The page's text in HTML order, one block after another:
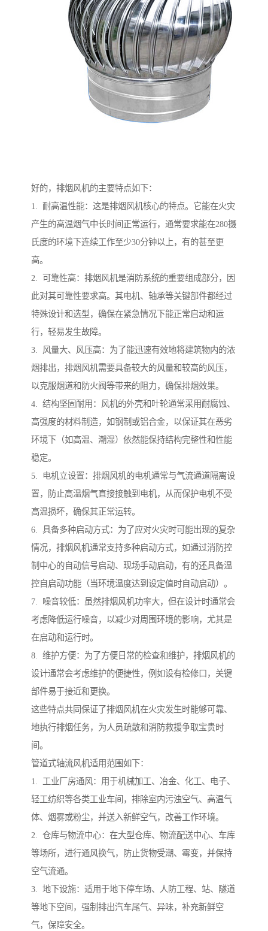
好的，排烟风机的主要特点如下：
1. 耐高温性能：这是排烟风机核心的特点。它能在火灾
产生的高温烟气中长时间正常运行，通常要求能在280摄
氏度的环境下连续工作至少30分钟以上，有的甚至更
高。
2. 可靠性高：排烟风机是消防系统的重要组成部分，因
此对其可靠性要求高。其电机、轴承等关键部件都经过
特殊设计和选型，确保在紧急情况下能正常启动和运
行，轻易发生故障。
3. 风量大、风压高：为了能迅速有效地将建筑物内的浓
烟排出，排烟风机需要具备较大的风量和较高的风压，
以克服烟道和防火阀等带来的阻力，确保排烟效果。
4. 结构坚固耐用：风机的外壳和叶轮通常采用耐腐蚀、
高强度的材料制造，如钢制或铝合金，以保证其在恶劣
环境下（如高温、潮湿）依然能保持结构完整性和性能
稳定。
5. 电机立设置：排烟风机的电机通常与气流通道隔离设
置，防止高温烟气直接接触到电机，从而保护电机不受
高温损坏，确保其正常运转。
6. 具备多种启动方式：为了应对火灾时可能出现的复杂
情况，排烟风机通常支持多种启动方式，如通过消防控
制中心的自动信号启动、现场手动启动，有的还具备温
控自启动功能（当环境温度达到设定值时自动启动）。
7. 噪音较低：虽然排烟风机功率大，但在设计时通常会
考虑降低运行噪音，以减少对周围环境的影响，尤其是
在启动和运行时。
8. 维护方便：为了方便日常的检查和维护，排烟风机的
设计通常会考虑维护的便捷性，例如设有检修口，关键
部件易于接近和更换。
这些特点共同保证了排烟风机在火灾发生时能够可靠、
地执行排烟任务，为人员疏散和消防救援争取宝贵时
间。
管道式轴流风机适用范围如下：
1. 工业厂房通风：用于机械加工、冶金、化工、电子、
轻工纺织等各类工业车间，排除室内污浊空气、高温气
体、烟雾或粉尘，并送入新鲜空气，改善工作环境。
2. 仓库与物流中心：在大型仓库、物流配送中心、车库
等场所，进行通风换气，防止货物受潮、霉变，并保持
空气流通。
3. 地下设施：适用于地下停车场、人防工程、站、隧道
等地下空间，强制排出汽车尾气、异味，补充新鲜空
气，保障安全。